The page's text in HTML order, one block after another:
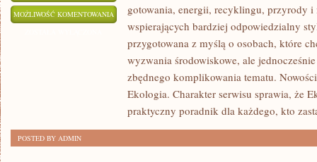
MOŻLIWOŚĆ KOMENTOWANIA CZYTELNICZY
GŁOS
gotowania, energii, recyklingu, przyrody i
wspierających bardziej odpowiedzialny
przygotowana z myślą o osobach, które
wyzwania środowiskowe, ale
zbędnego komplikowania tematu.
Ekologia. Charakter serwisu sprawia, że
praktyczny poradnik dla każdego, kto
POSTED BY ADMIN